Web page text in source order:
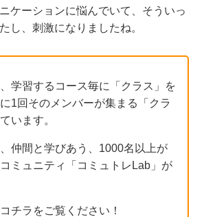
ケーションに悩んでいて、そういっ
し、刺激になりましたね。
学習するコース毎に「クラス」を
1回そのメンバーが集まる「クラ
います。
仲間と学びあう、1000名以上が
ミュニティ「コミュトレLab」が
チラをご覧ください！